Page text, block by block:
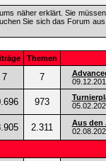
näher erklärt. Sie
Sie sich das Forum
Themen
7 7
973
2.311
Aus den